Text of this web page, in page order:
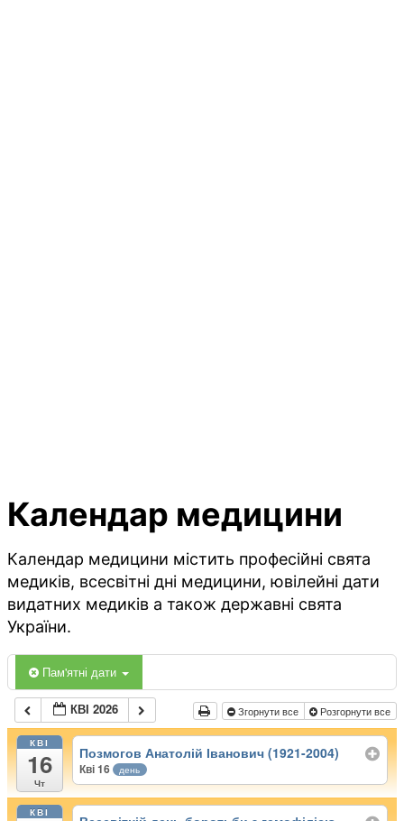
Календар медицини
Календар медицини містить професійні свята
медиків, всесвітні дні медицини, ювілейні дати
видатних медиків а також державні свята
України.
Пам'ятні дати
КВІ 2026 Згорнути все Розгорнути все
КВІ
16
Чт
Позмогов Анатолій Іванович (1921-2004)
Кві 16 день
КВІ